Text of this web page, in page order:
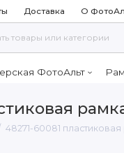
Доставка О
ФотоАльт
48271-60081